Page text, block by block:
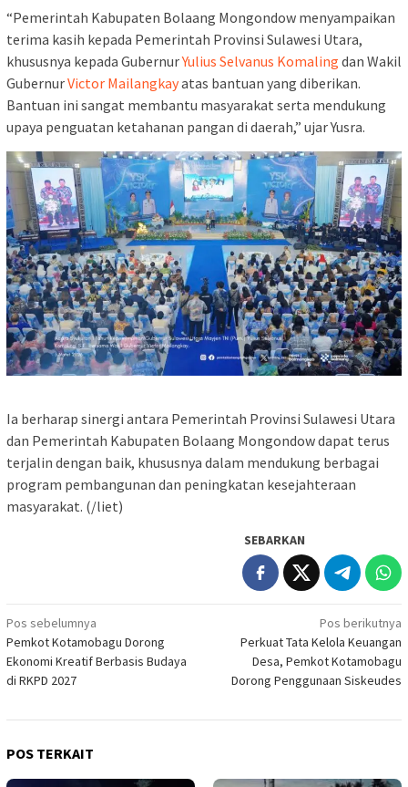
“Pemerintah Kabupaten Bolaang Mongondow menyampaikan
terima kasih kepada Pemerintah Provinsi Sulawesi Utara,
khususnya kepada GubernurYulius Selvanus Komaling dan Wakil
GubernurVictor Mailangkayatas bantuan yang diberikan.
Bantuan ini sangat membantu masyarakat serta mendukung
upaya penguatan ketahanan pangan di daerah,” ujar Yusra.
Ia berharap sinergi antara Pemerintah Provinsi Sulawesi Utara
dan Pemerintah Kabupaten Bolaang Mongondow dapat terus
terjalin dengan baik, khususnya dalam mendukung berbagai
program pembangunan dan peningkatan kesejahteraan
masyarakat. (/liet)
SEBARKAN
Navigasi
pos
Pos sebelumnya
Pemkot Kotamobagu Dorong
Ekonomi Kreatif Berbasis Budaya
di RKPD 2027
Pos berikutnya
Perkuat Tata Kelola Keuangan
Desa, Pemkot Kotamobagu
Dorong Penggunaan Siskeudes
POS TERKAIT